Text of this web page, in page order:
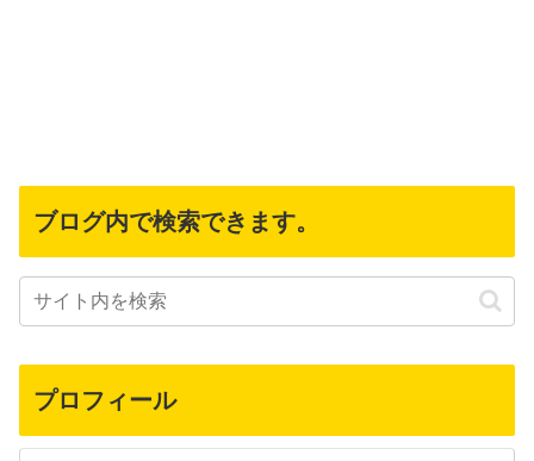
ブログ内で検索できます。
プロフィール